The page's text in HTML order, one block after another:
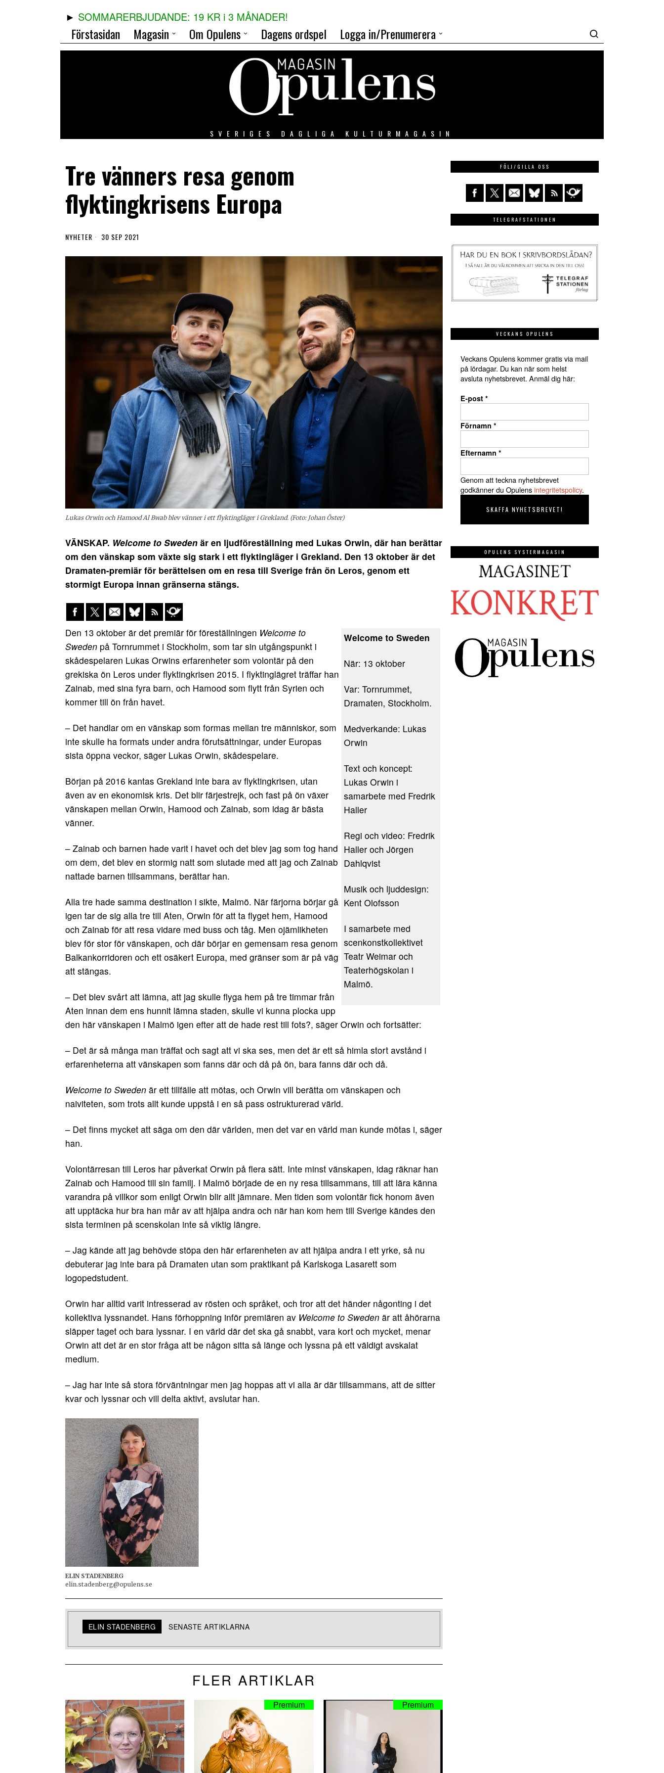
SOMMARERBJUDANDE: 19 KR i 3 MÅNADER!
Förstasidan Magasin Om Opulens Dagens ordspel Logga in/Prenumerera
SVERIGES DAGLIGA KULTURMAGASIN
Tre vänners resa genom
flyktingkrisens Europa
NYHETER 30 SEP 2021
Lukas Orwin och Hamood Al Bwab blev vänner i ett flyktingläger i Grekland. (Foto: Johan Öster)
VÄNSKAP. Welcome to Sweden är en ljudföreställning med Lukas Orwin, där han berättar
om den vänskap som växte sig stark i ett flyktingläger i Grekland. Den 13 oktober är det
Dramaten-premiär för berättelsen om en resa till Sverige från ön Leros, genom ett
stormigt Europa innan gränserna stängs.
Welcome to Sweden
När: 13 oktober
Var: Tornrummet,
Dramaten, Stockholm.
Medverkande: Lukas
Orwin
Text och koncept:
Lukas Orwin i
samarbete med Fredrik
Haller
Regi och video: Fredrik
Haller och Jörgen
Dahlqvist
Musik och ljuddesign:
Kent Olofsson
I samarbete med
scenkonstkollektivet
Teatr Weimar och
Teaterhögskolan i
Malmö.
Den 13 oktober är det premiär för föreställningen Welcome to
Sweden på Tornrummet i Stockholm, som tar sin utgångspunkt i
skådespelaren Lukas Orwins erfarenheter som volontär på den
grekiska ön Leros under flyktingkrisen 2015. I flyktinglägret träffar han
Zainab, med sina fyra barn, och Hamood som flytt från Syrien och
kommer till ön från havet.
– Det handlar om en vänskap som formas mellan tre människor, som
inte skulle ha formats under andra förutsättningar, under Europas
sista öppna veckor, säger Lukas Orwin, skådespelare.
Början på 2016 kantas Grekland inte bara av flyktingkrisen, utan
även av en ekonomisk kris. Det blir färjestrejk, och fast på ön växer
vänskapen mellan Orwin, Hamood och Zainab, som idag är bästa
vänner.
– Zainab och barnen hade varit i havet och det blev jag som tog hand
om dem, det blev en stormig natt som slutade med att jag och Zainab
nattade barnen tillsammans, berättar han.
Alla tre hade samma destination i sikte, Malmö. När färjorna börjar gå
igen tar de sig alla tre till Aten, Orwin för att ta flyget hem, Hamood
och Zainab för att resa vidare med buss och tåg. Men ojämlikheten
blev för stor för vänskapen, och där börjar en gemensam resa genom
Balkankorridoren och ett osäkert Europa, med gränser som är på väg
att stängas.
– Det blev svårt att lämna, att jag skulle flyga hem på tre timmar från
Aten innan dem ens hunnit lämna staden, skulle vi kunna plocka upp
den här vänskapen i Malmö igen efter att de hade rest till fots?, säger Orwin och fortsätter:
– Det är så många man träffat och sagt att vi ska ses, men det är ett så himla stort avstånd i
erfarenheterna att vänskapen som fanns där och då på ön, bara fanns där och då.
Welcome to Sweden är ett tillfälle att mötas, och Orwin vill berätta om vänskapen och
naiviteten, som trots allt kunde uppstå i en så pass ostrukturerad värld.
– Det finns mycket att säga om den där världen, men det var en värld man kunde mötas i, säger
han.
Volontärresan till Leros har påverkat Orwin på flera sätt. Inte minst vänskapen, idag räknar han
Zainab och Hamood till sin familj. I Malmö började de en ny resa tillsammans, till att lära känna
varandra på villkor som enligt Orwin blir allt jämnare. Men tiden som volontär fick honom även
att upptäcka hur bra han mår av att hjälpa andra och när han kom hem till Sverige kändes den
sista terminen på scenskolan inte så viktig längre.
– Jag kände att jag behövde stöpa den här erfarenheten av att hjälpa andra i ett yrke, så nu
debuterar jag inte bara på Dramaten utan som praktikant på Karlskoga Lasarett som
logopedstudent.
Orwin har alltid varit intresserad av rösten och språket, och tror att det händer någonting i det
kollektiva lyssnandet. Hans förhoppning inför premiären av Welcome to Sweden är att åhörarna
släpper taget och bara lyssnar. I en värld där det ska gå snabbt, vara kort och mycket, menar
Orwin att det är en stor fråga att be någon sitta så länge och lyssna på ett väldigt avskalat
medium.
– Jag har inte så stora förväntningar men jag hoppas att vi alla är där tillsammans, att de sitter
kvar och lyssnar och vill delta aktivt, avslutar han.
ELIN STADENBERG
elin.stadenberg@opulens.se
ELIN STADENBERG SENASTE ARTIKLARNA
FLER ARTIKLAR
FÖLJ/GILLA OSS
TELEGRAFSTATIONEN
VECKANS OPULENS
Veckans Opulens kommer gratis via mail
på lördagar. Du kan när som helst
avsluta nyhetsbrevet. Anmäl dig här:
E-post *
Förnamn *
Efternamn *
Genom att teckna nyhetsbrevet
godkänner du Opulensintegritetspolicy.
OPULENS SYSTERMAGASIN